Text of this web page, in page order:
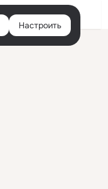
Настроить